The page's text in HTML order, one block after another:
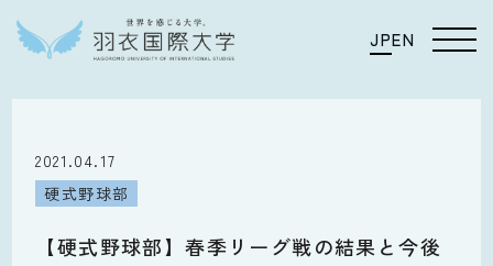
JPEN
2021.04.17
硬式野球部
【硬式野球部】春季リーグ戦の結果と今後